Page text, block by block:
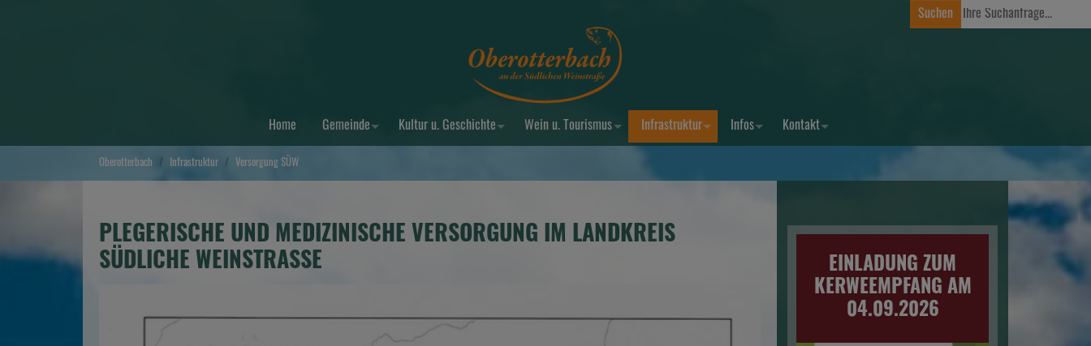
Zum Hauptinhalt springen
Home Gemeinde Kultur u. Geschichte Wein u. Tourismus Infrastruktur Infos Kontakt
Sie sind hier:
Oberotterbach Infrastruktur Versorgung SÜW
PLEGERISCHE UND MEDIZINISCHE VERSORGUNG IM LANDKREIS
SÜDLICHE WEINSTRASSE
EINLADUNG ZUM
KERWEEMPFANG AM
04.09.2026